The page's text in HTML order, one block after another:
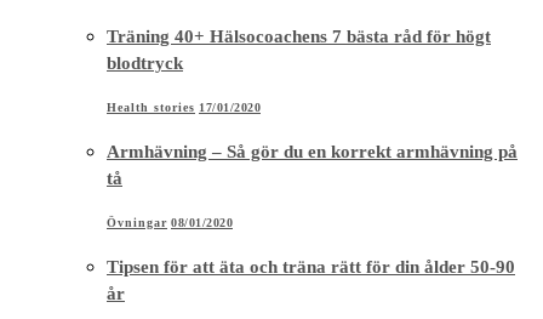
Träning 40+ Hälsocoachens 7 bästa råd för högt
blodtryck
Health stories 17/01/2020
Armhävning – Så gör du en korrekt armhävning på
tå
Övningar 08/01/2020
Tipsen för att äta och träna rätt för din ålder 50-90
år